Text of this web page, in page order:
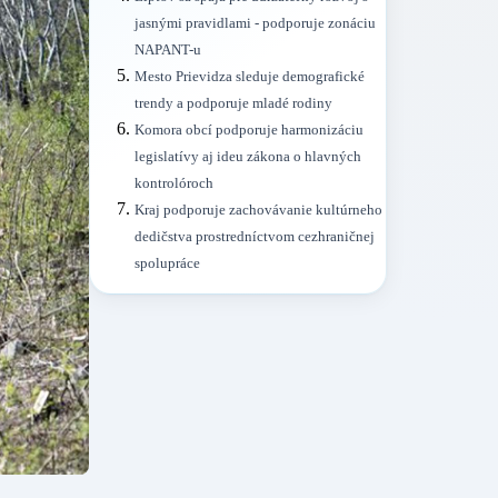
jasnými pravidlami - podporuje zonáciu
NAPANT-u
Mesto Prievidza sleduje demografické
trendy a podporuje mladé rodiny
Komora obcí podporuje harmonizáciu
legislatívy aj ideu zákona o hlavných
kontrolóroch
Kraj podporuje zachovávanie kultúrneho
dedičstva prostredníctvom cezhraničnej
spolupráce